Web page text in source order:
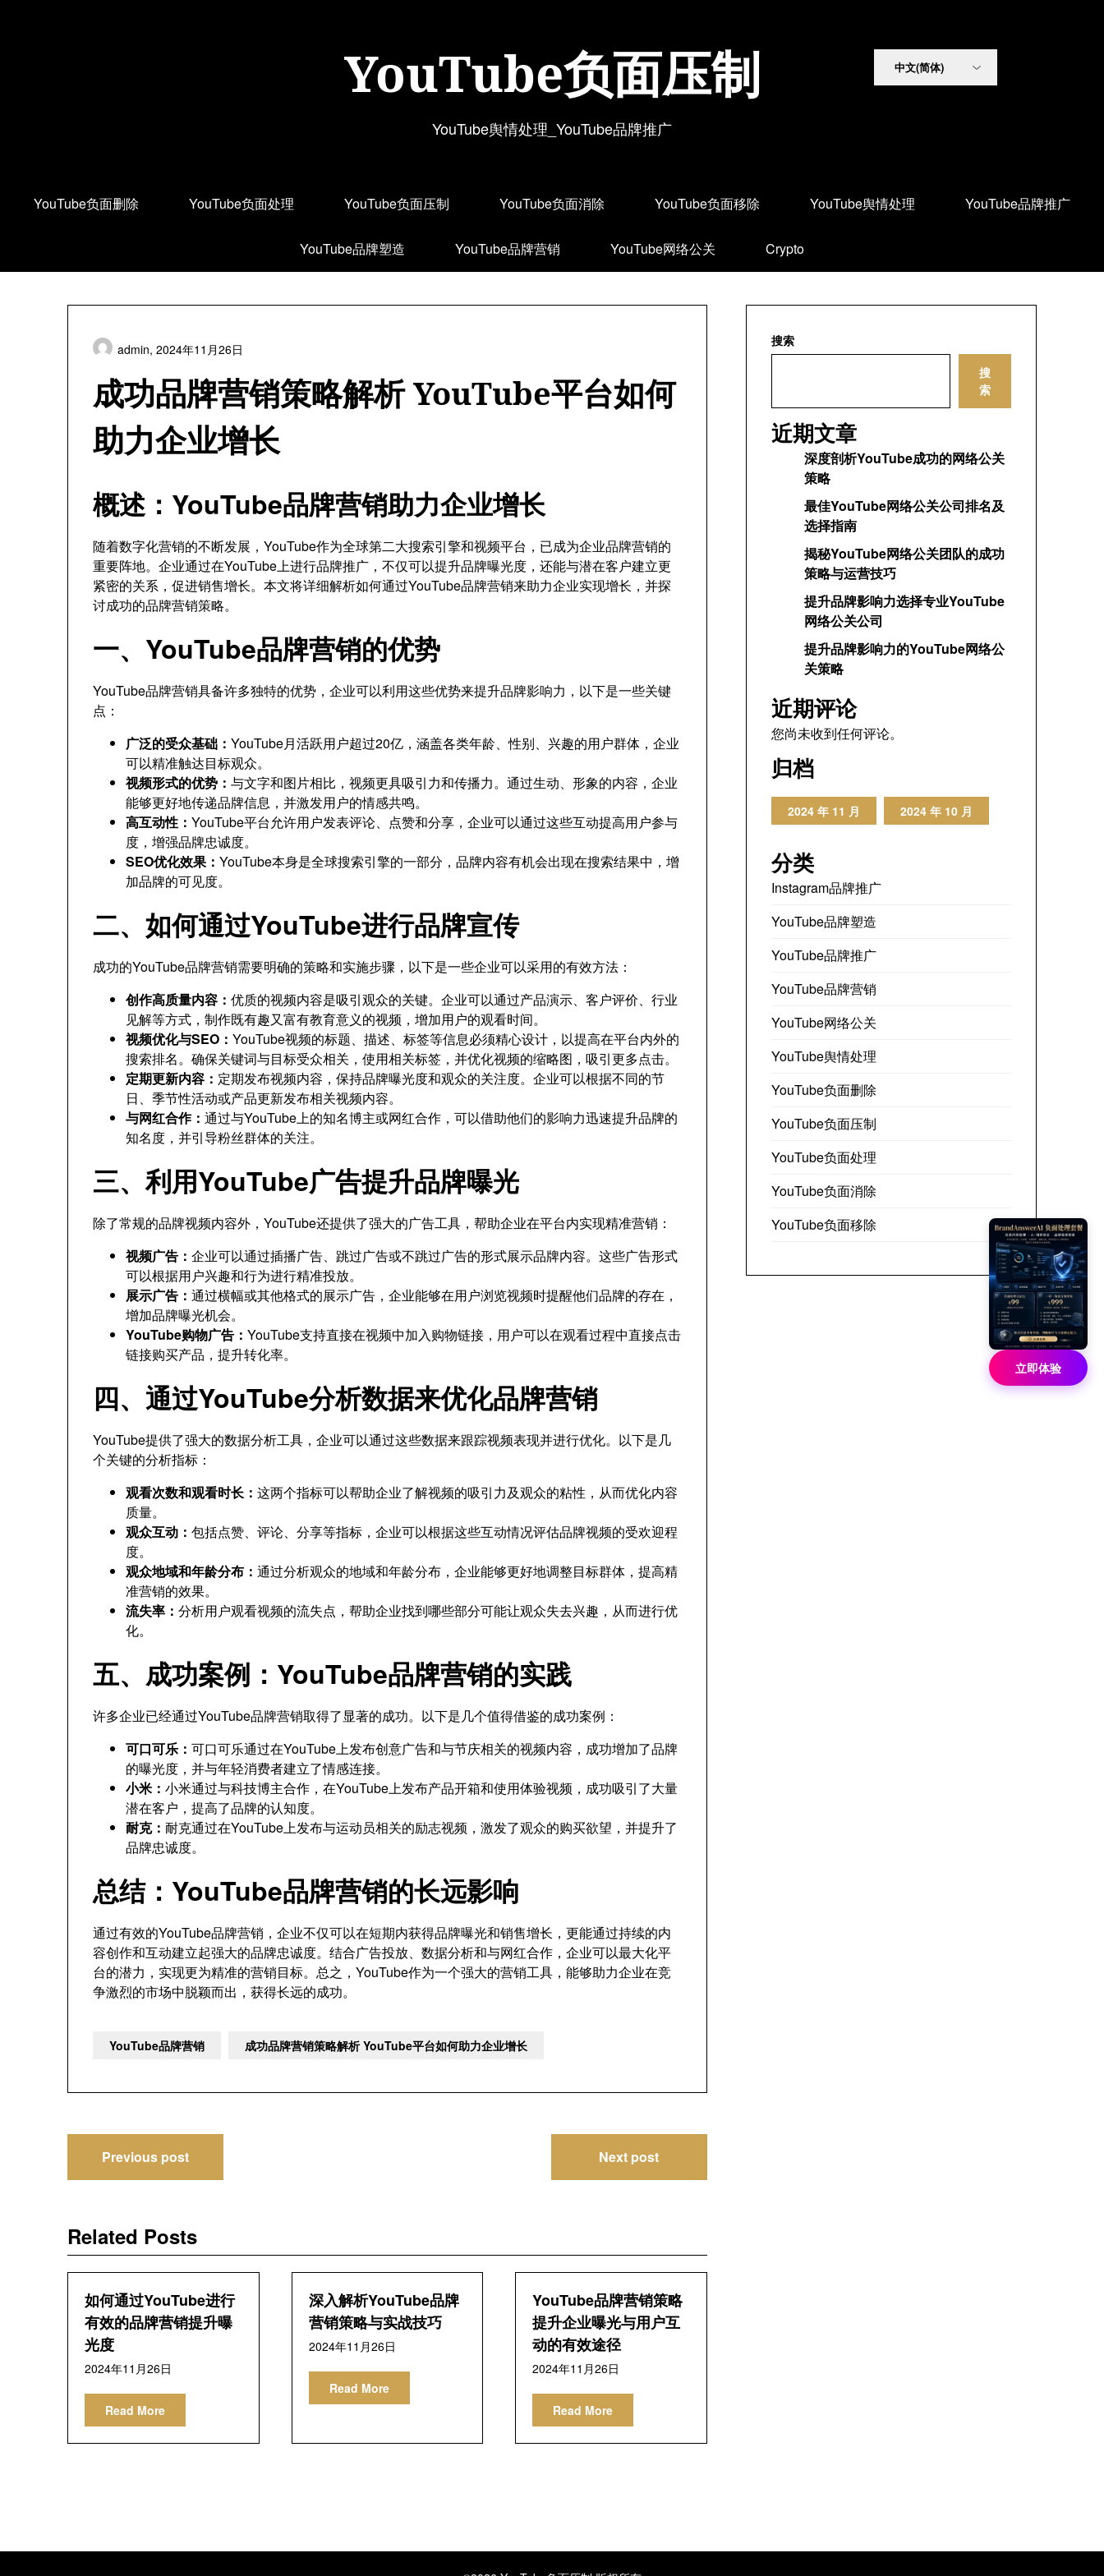
YouTube负面压制
YouTube舆情处理_YouTube品牌推广
YouTube负面删除 YouTube负面处理 YouTube负面压制 YouTube负面消除 YouTube负面移除 YouTube舆情处理 YouTube品牌推广
YouTube品牌塑造 YouTube品牌营销 YouTube网络公关 Crypto
成功品牌营销策略解析 YouTube平台如何
助力企业增长
admin, 2024年11月26日
概述：YouTube品牌营销助力企业增长
随着数字化营销的不断发展，YouTube作为全球第二大搜索引擎和视频平台，已成为企业品牌营销的
重要阵地。企业通过在YouTube上进行品牌推广，不仅可以提升品牌曝光度，还能与潜在客户建立更
紧密的关系，促进销售增长。本文将详细解析如何通过YouTube品牌营销来助力企业实现增长，并探
讨成功的品牌营销策略。
一、YouTube品牌营销的优势
YouTube品牌营销具备许多独特的优势，企业可以利用这些优势来提升品牌影响力，以下是一些关键
点：
广泛的受众基础： YouTube月活跃用户超过20亿，涵盖各类年龄、性别、兴趣的用户群体，企业
可以精准触达目标观众。
视频形式的优势： 与文字和图片相比，视频更具吸引力和传播力。通过生动、形象的内容，企业
能够更好地传递品牌信息，并激发用户的情感共鸣。
高互动性： YouTube平台允许用户发表评论、点赞和分享，企业可以通过这些互动提高用户参与
度，增强品牌忠诚度。
SEO优化效果： YouTube本身是全球搜索引擎的一部分，品牌内容有机会出现在搜索结果中，增
加品牌的可见度。
二、如何通过YouTube进行品牌宣传
成功的YouTube品牌营销需要明确的策略和实施步骤，以下是一些企业可以采用的有效方法：
创作高质量内容： 优质的视频内容是吸引观众的关键。企业可以通过产品演示、客户评价、行业
见解等方式，制作既有趣又富有教育意义的视频，增加用户的观看时间。
视频优化与SEO： YouTube视频的标题、描述、标签等信息必须精心设计，以提高在平台内外的
搜索排名。确保关键词与目标受众相关，使用相关标签，并优化视频的缩略图，吸引更多点击。
定期更新内容： 定期发布视频内容，保持品牌曝光度和观众的关注度。企业可以根据不同的节
日、季节性活动或产品更新发布相关视频内容。
与网红合作： 通过与YouTube上的知名博主或网红合作，可以借助他们的影响力迅速提升品牌的
知名度，并引导粉丝群体的关注。
三、利用YouTube广告提升品牌曝光
除了常规的品牌视频内容外，YouTube还提供了强大的广告工具，帮助企业在平台内实现精准营销：
视频广告： 企业可以通过插播广告、跳过广告或不跳过广告的形式展示品牌内容。这些广告形式
可以根据用户兴趣和行为进行精准投放。
展示广告： 通过横幅或其他格式的展示广告，企业能够在用户浏览视频时提醒他们品牌的存在，
增加品牌曝光机会。
YouTube购物广告： YouTube支持直接在视频中加入购物链接，用户可以在观看过程中直接点击
链接购买产品，提升转化率。
四、通过YouTube分析数据来优化品牌营销
YouTube提供了强大的数据分析工具，企业可以通过这些数据来跟踪视频表现并进行优化。以下是几
个关键的分析指标：
观看次数和观看时长： 这两个指标可以帮助企业了解视频的吸引力及观众的粘性，从而优化内容
质量。
观众互动： 包括点赞、评论、分享等指标，企业可以根据这些互动情况评估品牌视频的受欢迎程
度。
观众地域和年龄分布： 通过分析观众的地域和年龄分布，企业能够更好地调整目标群体，提高精
准营销的效果。
流失率： 分析用户观看视频的流失点，帮助企业找到哪些部分可能让观众失去兴趣，从而进行优
化。
五、成功案例：YouTube品牌营销的实践
许多企业已经通过YouTube品牌营销取得了显著的成功。以下是几个值得借鉴的成功案例：
可口可乐： 可口可乐通过在YouTube上发布创意广告和与节庆相关的视频内容，成功增加了品牌
的曝光度，并与年轻消费者建立了情感连接。
小米： 小米通过与科技博主合作，在YouTube上发布产品开箱和使用体验视频，成功吸引了大量
潜在客户，提高了品牌的认知度。
耐克： 耐克通过在YouTube上发布与运动员相关的励志视频，激发了观众的购买欲望，并提升了
品牌忠诚度。
总结：YouTube品牌营销的长远影响
通过有效的YouTube品牌营销，企业不仅可以在短期内获得品牌曝光和销售增长，更能通过持续的内
容创作和互动建立起强大的品牌忠诚度。结合广告投放、数据分析和与网红合作，企业可以最大化平
台的潜力，实现更为精准的营销目标。总之，YouTube作为一个强大的营销工具，能够助力企业在竞
争激烈的市场中脱颖而出，获得长远的成功。
YouTube品牌营销 成功品牌营销策略解析 YouTube平台如何助力企业增长
章
导
航
Previous post Next post
Related Posts
如何通过YouTube进行
有效的品牌营销提升曝
光度
2024年11月26日
Read More
深入解析YouTube品牌
营销策略与实战技巧
2024年11月26日
Read More
YouTube品牌营销策略
提升企业曝光与用户互
动的有效途径
2024年11月26日
Read More
搜索
搜
索
近期文章
深度剖析YouTube成功的网络公关
策略
最佳YouTube网络公关公司排名及
选择指南
揭秘YouTube网络公关团队的成功
策略与运营技巧
提升品牌影响力选择专业YouTube
网络公关公司
提升品牌影响力的YouTube网络公
关策略
近期评论
您尚未收到任何评论。
归档
2024 年 11 月 2024 年 10 月
分类
Instagram品牌推广
YouTube品牌塑造
YouTube品牌推广
YouTube品牌营销
YouTube网络公关
YouTube舆情处理
YouTube负面删除
YouTube负面压制
YouTube负面处理
YouTube负面消除
YouTube负面移除
立即体验